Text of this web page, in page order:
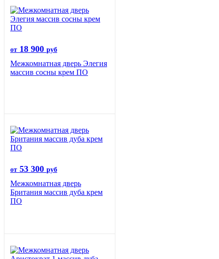
от 18 900 руб
Межкомнатная дверь Элегия
массив сосны крем ПО
от 53 300 руб
Межкомнатная дверь
Британия массив дуба крем
ПО